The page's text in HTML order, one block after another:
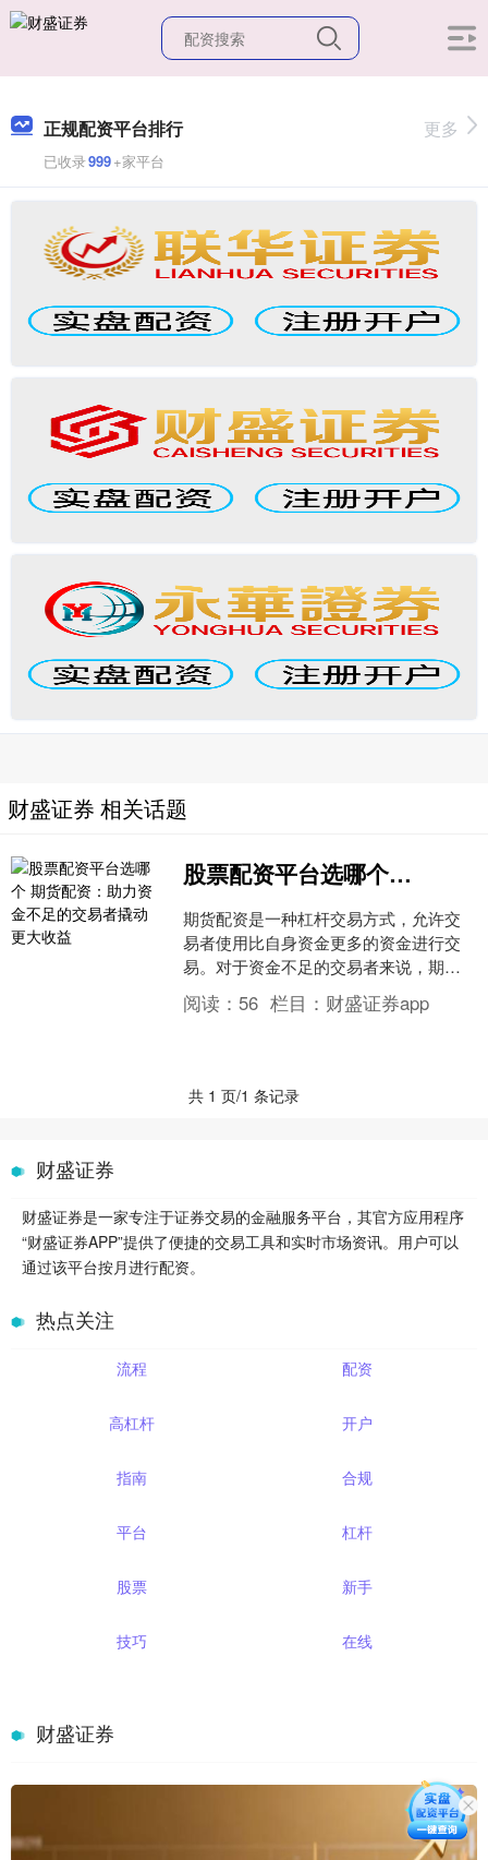
正规配资平台排行
已收录999+家平台
更多
财盛证券 相关话题
股票配资平台选哪个 期货配资：助力资金不足的交易者撬动更大收益
期货配资是一种杠杆交易方式，允许交
易者使用比自身资金更多的资金进行交
易。对于资金不足的交易者来说，期货
配资可以提供一个撬动更大收益的机
会。 随着经济复苏和政策利....
阅读： 56 栏目： 财盛证券app
共 1 页/1 条记录
财盛证券
财盛证券是一家专注于证券交易的金融服务平台，其官方应用程序
“财盛证券APP”提供了便捷的交易工具和实时市场资讯。用户可以
通过该平台按月进行配资。
热点关注
流程 配资
高杠杆 开户
指南 合规
平台 杠杆
股票 新手
技巧 在线
财盛证券